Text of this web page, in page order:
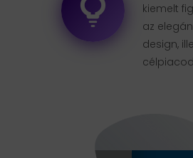
kiemelt
az
design,